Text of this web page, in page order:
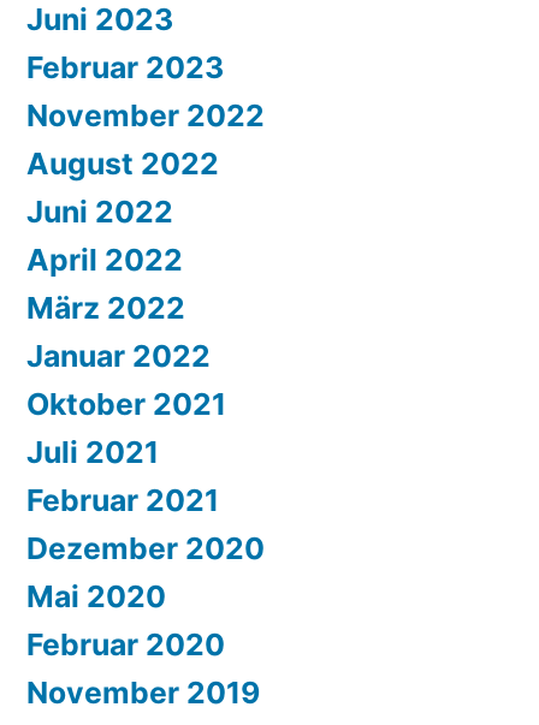
Juni 2023
Februar 2023
November 2022
August 2022
Juni 2022
April 2022
März 2022
Januar 2022
Oktober 2021
Juli 2021
Februar 2021
Dezember 2020
Mai 2020
Februar 2020
November 2019